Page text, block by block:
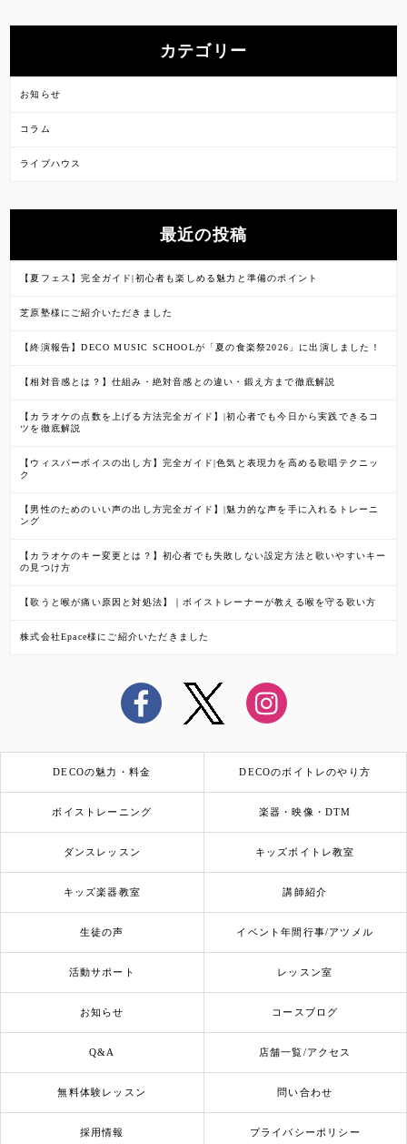
カテゴリー
お知らせ
コラム
ライブハウス
最近の投稿
【夏フェス】完全ガイド|初心者も楽しめる魅力と準備のポイント
芝原塾様にご紹介いただきました
【終演報告】DECO MUSIC SCHOOLが「夏の食楽祭2026」に出演しました！
【相対音感とは？】仕組み・絶対音感との違い・鍛え方まで徹底解説
【カラオケの点数を上げる方法完全ガイド】|初心者でも今日から実践できるコ
ツを徹底解説
【ウィスパーボイスの出し方】完全ガイド|色気と表現力を高める歌唱テクニッ
ク
【男性のためのいい声の出し方完全ガイド】|魅力的な声を手に入れるトレーニ
ング
【カラオケのキー変更とは？】初心者でも失敗しない設定方法と歌いやすいキー
の見つけ方
【歌うと喉が痛い原因と対処法】｜ボイストレーナーが教える喉を守る歌い方
株式会社Epace様にご紹介いただきました
DECOの魅力・料金 DECOのボイトレのやり方
ボイストレーニング 楽器・映像・DTM
ダンスレッスン キッズボイトレ教室
キッズ楽器教室 講師紹介
生徒の声 イベント年間行事/アツメル
活動サポート レッスン室
お知らせ コースブログ
Q&A 店舗一覧/アクセス
無料体験レッスン 問い合わせ
採用情報 プライバシーポリシー